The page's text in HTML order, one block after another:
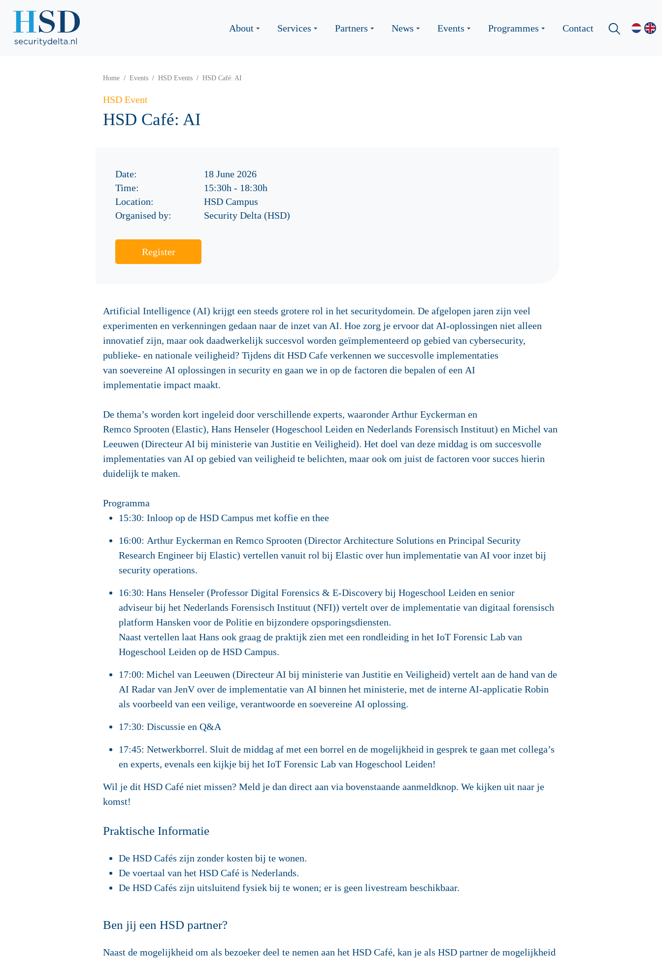
About Services Partners News Events Programmes Contact
Home Events HSD Events HSD Café: AI
HSD Event
HSD Café: AI
Date:
18 June 2026
Time:
15:30h - 18:30h
Location:
HSD Campus
Organised by:
Security Delta (HSD)
Register
Artificial Intelligence (AI) krijgt een steeds grotere rol in het securitydomein. De afgelopen jaren zijn veel
experimenten en verkenningen gedaan naar de inzet van AI. Hoe zorg je ervoor dat AI-oplossingen niet alleen
innovatief zijn, maar ook daadwerkelijk succesvol worden geïmplementeerd op gebied van cybersecurity,
publieke- en nationale veiligheid? Tijdens dit HSD Cafe verkennen we succesvolle implementaties
van soevereine AI oplossingen in security en gaan we in op de factoren die bepalen of een AI
implementatie impact maakt.
De thema’s worden kort ingeleid door verschillende experts, waaronder Arthur Eyckerman en
Remco Sprooten (Elastic), Hans Henseler (Hogeschool Leiden en Nederlands Forensisch Instituut) en Michel van
Leeuwen (Directeur AI bij ministerie van Justitie en Veiligheid). Het doel van deze middag is om succesvolle
implementaties van AI op gebied van veiligheid te belichten, maar ook om juist de factoren voor succes hierin
duidelijk te maken.
Programma
15:30: Inloop op de HSD Campus met koffie en thee
16:00: Arthur Eyckerman en Remco Sprooten (Director Architecture Solutions en Principal Security
Research Engineer bij Elastic) vertellen vanuit rol bij Elastic over hun implementatie van AI voor inzet bij
security operations.
16:30: Hans Henseler (Professor Digital Forensics & E-Discovery bij Hogeschool Leiden en senior
adviseur bij het Nederlands Forensisch Instituut (NFI)) vertelt over de implementatie van digitaal forensisch
platform Hansken voor de Politie en bijzondere opsporingsdiensten.
Naast vertellen laat Hans ook graag de praktijk zien met een rondleiding in het IoT Forensic Lab van
Hogeschool Leiden op de HSD Campus.
17:00: Michel van Leeuwen (Directeur AI bij ministerie van Justitie en Veiligheid) vertelt aan de hand van de
AI Radar van JenV over de implementatie van AI binnen het ministerie, met de interne AI-applicatie Robin
als voorbeeld van een veilige, verantwoorde en soevereine AI oplossing.
17:30: Discussie en Q&A
17:45: Netwerkborrel. Sluit de middag af met een borrel en de mogelijkheid in gesprek te gaan met collega’s
en experts, evenals een kijkje bij het IoT Forensic Lab van Hogeschool Leiden!
Wil je dit HSD Café niet missen? Meld je dan direct aan via bovenstaande aanmeldknop. We kijken uit naar je
komst!
Praktische Informatie
De HSD Cafés zijn zonder kosten bij te wonen.
De voertaal van het HSD Café is Nederlands.
De HSD Cafés zijn uitsluitend fysiek bij te wonen; er is geen livestream beschikbaar.
Ben jij een HSD partner?
Naast de mogelijkheid om als bezoeker deel te nemen aan het HSD Café, kan je als HSD partner de mogelijkheid